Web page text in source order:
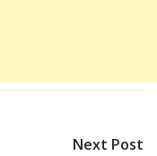
Next Post